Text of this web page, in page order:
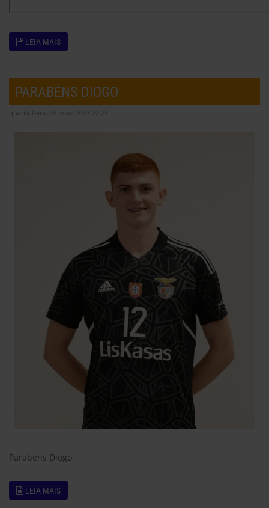
LEIA MAIS
PARABÉNS DIOGO
quarta-feira, 03 maio 2023 22:25
Parabéns Diogo
LEIA MAIS